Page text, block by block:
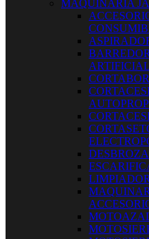
MAQUINARIA
ARTIFICIAL